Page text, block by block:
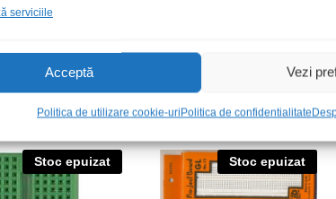
serviciile
Acceptă Vezi
Politica de utilizare cookie-uriPolitica de confidentialitate
/Buc 1,00lei
1,00lei
Stoc epuizat Stoc epuizat